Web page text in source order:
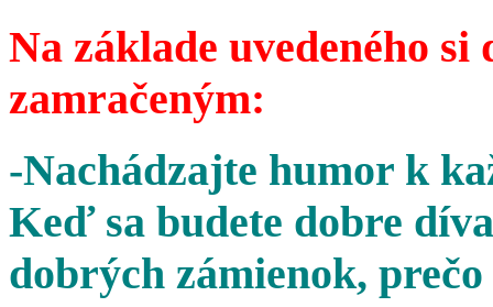
Na základe uvedeného
zamračeným:
-Nachádzajte humor k
Keď sa budete dobre
dobrých zámienok,